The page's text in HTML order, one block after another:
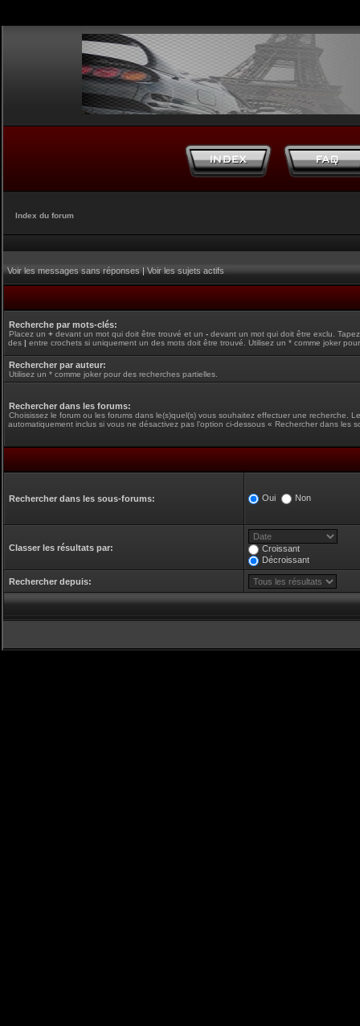
Index du forum
Voir les messages sans réponses|Voir les sujets actifs
Recherche par mots-clés:
Placez un + devant un mot qui doit être trouvé et un - devant un mot qui doit être exclu.
des | entre crochets si uniquement un des mots doit être trouvé. Utilisez un * comme joker
Rechercher par auteur:
Utilisez un * comme joker pour des recherches partielles.
Rechercher dans les forums:
Choisissez le forum ou les forums dans le(s)quel(s) vous souhaitez effectuer une recherche.
automatiquement inclus si vous ne désactivez pas l’option ci-dessous « Rechercher dans les
Rechercher dans les sous-forums: Oui Non
Classer les résultats par:
Croissant
Décroissant
Rechercher depuis: